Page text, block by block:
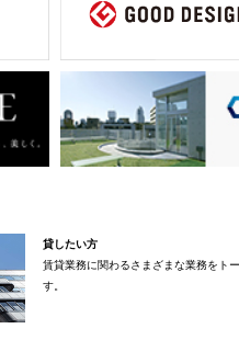
貸したい方
賃貸業務に関わるさまざまな業務をト
す。